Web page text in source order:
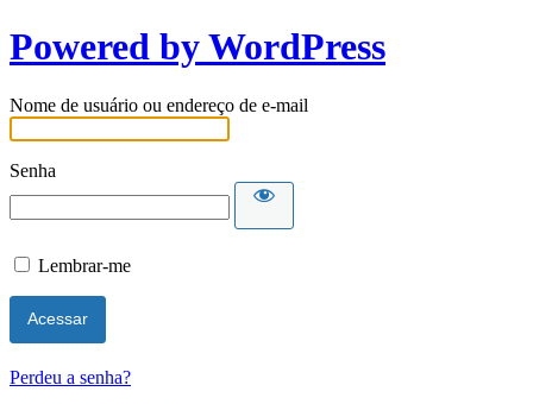
Powered by WordPress
Nome de usuário ou endereço de e-mail
Senha
Lembrar-me
Perdeu a senha?